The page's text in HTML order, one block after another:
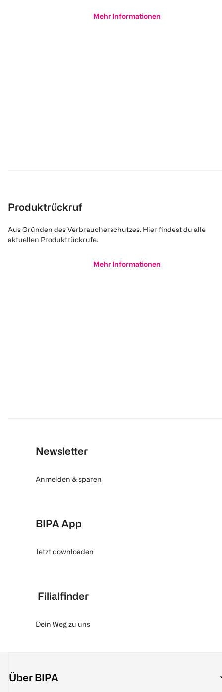
Mehr Informationen
Produktrückruf
Aus Gründen des Verbraucherschutzes. Hier findest du alle
aktuellen Produktrückrufe.
Mehr Informationen
Newsletter
Anmelden & sparen
BIPA App
Jetzt downloaden
Filialfinder
Dein Weg zu uns
Über BIPA